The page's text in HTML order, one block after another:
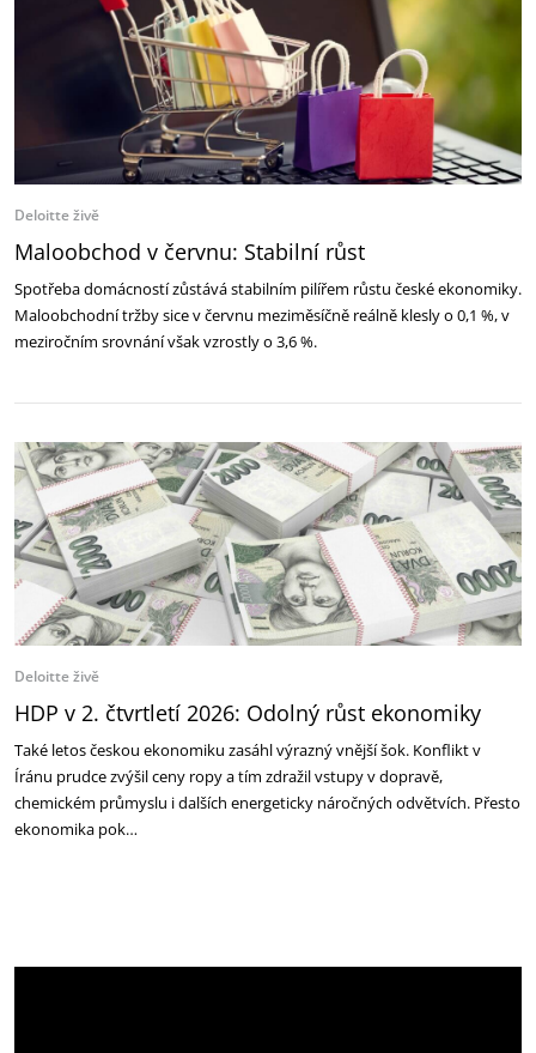
Deloitte živě
Maloobchod v červnu: Stabilní růst
Spotřeba domácností zůstává stabilním pilířem růstu české ekonomiky.
Maloobchodní tržby sice v červnu meziměsíčně reálně klesly o 0,1 %, v
meziročním srovnání však vzrostly o 3,6 %.
Deloitte živě
HDP v 2. čtvrtletí 2026: Odolný růst ekonomiky
Také letos českou ekonomiku zasáhl výrazný vnější šok. Konflikt v
Íránu prudce zvýšil ceny ropy a tím zdražil vstupy v dopravě,
chemickém průmyslu i dalších energeticky náročných odvětvích. Přesto
ekonomika pok…